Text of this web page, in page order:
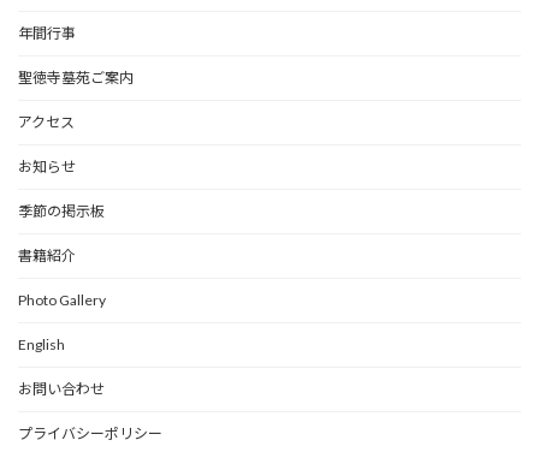
年間行事
聖徳寺墓苑ご案内
アクセス
お知らせ
季節の掲示板
書籍紹介
Photo Gallery
English
お問い合わせ
プライバシーポリシー